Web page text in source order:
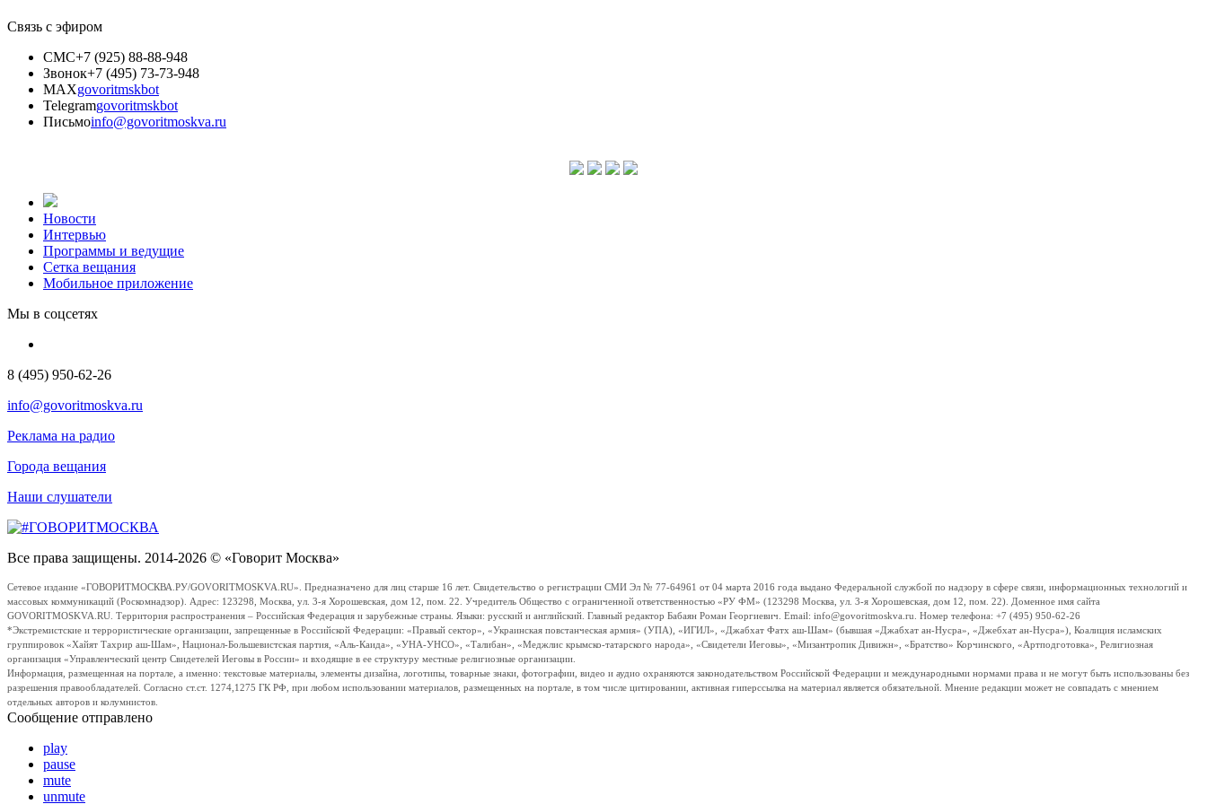
Связь с эфиром
СМС+7 (925) 88-88-948
Звонок+7 (495) 73-73-948
MAXgovoritmskbot
Telegramgovoritmskbot
Письмоinfo@govoritmoskva.ru
Новости
Интервью
Программы и ведущие
Сетка вещания
Мобильное приложение
Мы в соцсетях
8 (495) 950-62-26
info@govoritmoskva.ru
Реклама на радио
Города вещания
Наши слушатели
Все права защищены. 2014-2026 © «Говорит Москва»
Сетевое издание «ГОВОРИТМОСКВА.РУ/GOVORITMOSKVA.RU». Предназначено для лиц старше 16 лет. Свидетельство о регистрации СМИ Эл № 77-64961 от 04 марта 2016 года выдано Федеральной службой по надзору в сфере связи, информационных технологий и
массовых коммуникаций (Роскомнадзор). Адрес: 123298, Москва, ул. 3-я Хорошевская, дом 12, пом. 22. Учредитель Общество с ограниченной ответственностью «РУ ФМ» (123298 Москва, ул. 3-я Хорошевская, дом 12, пом. 22). Доменное имя сайта
GOVORITMOSKVA.RU. Территория распространения – Российская Федерация и зарубежные страны. Языки: русский и английский. Главный редактор Бабаян Роман Георгиевич. Email: info@govoritmoskva.ru. Номер телефона: +7 (495) 950-62-26
*Экстремистские и террористические организации, запрещенные в Российской Федерации: «Правый сектор», «Украинская повстанческая армия» (УПА), «ИГИЛ», «Джабхат Фатх аш-Шам» (бывшая «Джабхат ан-Нусра», «Джебхат ан-Нусра»), Коалиция исламских
группировок «Хайят Тахрир аш-Шам», Национал-Большевистская партия, «Аль-Каида», «УНА-УНСО», «Талибан», «Меджлис крымско-татарского народа», «Свидетели Иеговы», «Мизантропик Дивижн», «Братство» Корчинского, «Артподготовка», Религиозная
организация «Управленческий центр Свидетелей Иеговы в России» и входящие в ее структуру местные религиозные организации.
Информация, размещенная на портале, а именно: текстовые материалы, элементы дизайна, логотипы, товарные знаки, фотографии, видео и аудио охраняются законодательством Российской Федерации и международными нормами права и не могут быть использованы без
разрешения правообладателей. Согласно ст.ст. 1274,1275 ГК РФ, при любом использовании материалов, размещенных на портале, в том числе цитировании, активная гиперссылка на материал является обязательной. Мнение редакции может не совпадать с мнением
отдельных авторов и колумнистов.
Сообщение отправлено
play
pause
mute
unmute